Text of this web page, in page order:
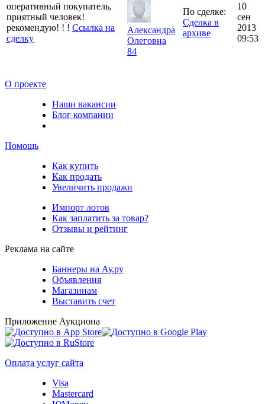
оперативный покупатель,
приятный человек!
рекомендую! ! ! Ссылка на
сделку
Александра
Олеговна
84
По сделке:
Сделка в
архиве
10
сен
2013
09:53
О проекте
Наши вакансии
Блог компании
Помощь
Как купить
Как продать
Увеличить продажи
Импорт лотов
Как заплатить за товар?
Отзывы и рейтинг
Реклама на сайте
Баннеры на Ау.ру
Объявления
Магазинам
Выставить счет
Приложение Аукциона
Оплата услуг сайта
Visa
Mastercard